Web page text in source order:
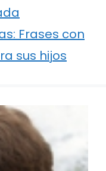
Frases con
sus hijos